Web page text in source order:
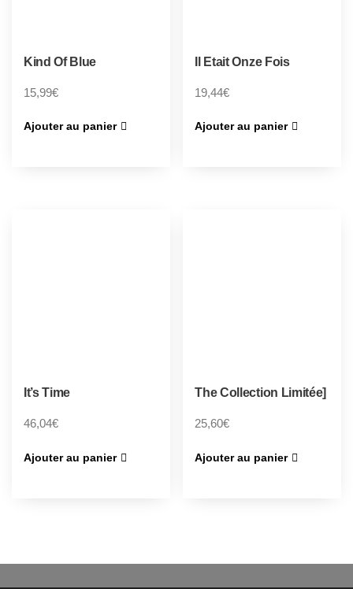
Kind Of Blue
15,99€
Ajouter au panier
Il Etait Onze Fois
19,44€
Ajouter au panier
It’s Time
46,04€
Ajouter au panier
The Collection Limitée]
25,60€
Ajouter au panier